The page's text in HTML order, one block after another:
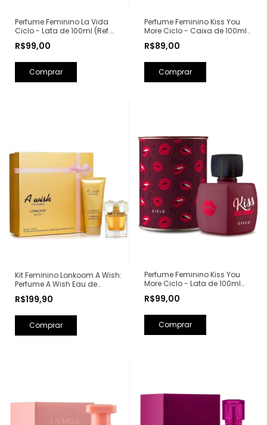
Perfume Feminino La Vida
Ciclo - Lata de 100ml (Ref.
Lancôme)
R$99,00
Perfume Feminino Kiss You
More Ciclo - Caixa de 100ml
Laurent)
R$89,00
Kit Feminino Lonkoom A Wish:
Perfume A Wish Eau de
Hidratante Corporal
R$199,90
Perfume Feminino Kiss You
More Ciclo - Lata de 100ml
(Ref. Olfativa: Libre Yves Saint
Laurent)
R$99,00